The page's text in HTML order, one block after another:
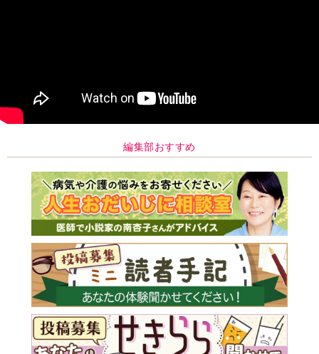
編集部おすすめ